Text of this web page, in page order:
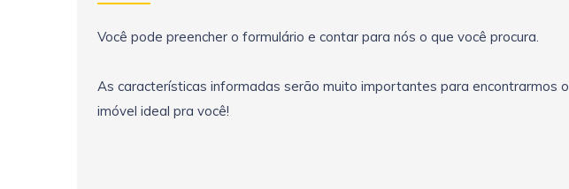
Você pode preencher o formulário e contar para nós o que você procura.
As características informadas serão muito importantes para encontrarmos o
imóvel ideal pra você!